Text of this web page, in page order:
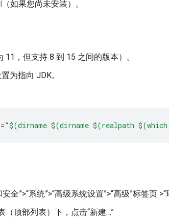
（如果您尚未安装）。
，但支持 8 到 15 之间的版本）。
为指向 JDK。
="$(dirname $(dirname $(realpath
全”>“系统”>“高级系统设置”>“高级”标签页 >“
（顶部列表）下，点击“新建…”